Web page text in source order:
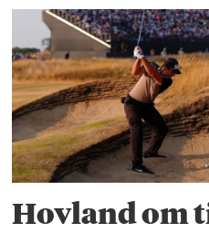
Hovland om